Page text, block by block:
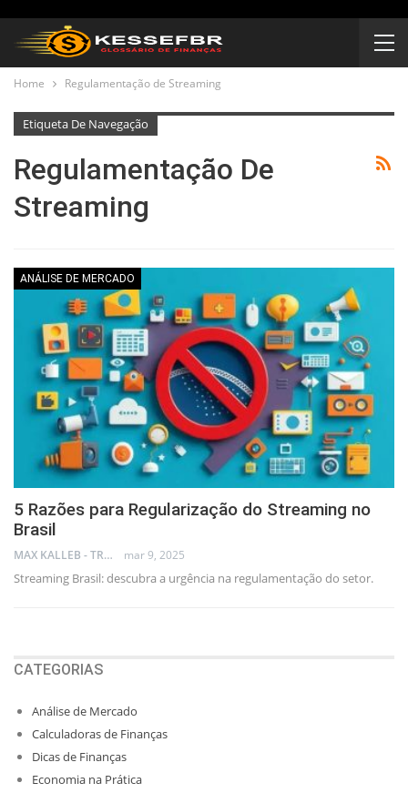
Home Regulamentação de Streaming
Etiqueta De Navegação
Regulamentação De
Streaming
ANÁLISE DE MERCADO
5 Razões para Regularização do Streaming no
Brasil
MAX KALLEB - TRADER mar 9, 2025
Streaming Brasil: descubra a urgência na regulamentação do setor.
CATEGORIAS
Análise de Mercado
Calculadoras de Finanças
Dicas de Finanças
Economia na Prática